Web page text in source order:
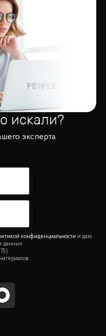
искали?
эксперта
конфиденциальности